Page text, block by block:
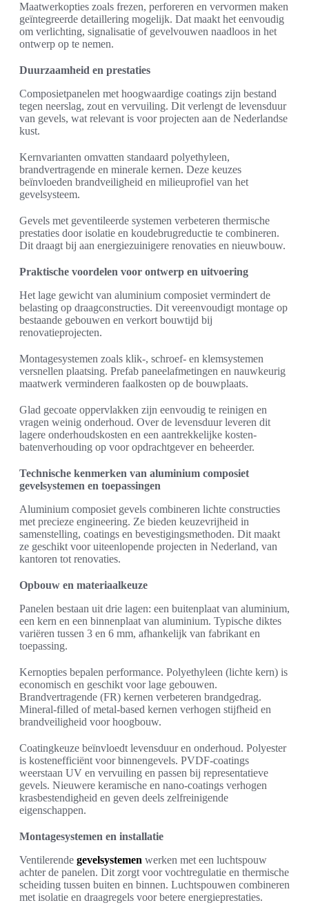
Maatwerkopties zoals frezen, perforeren en vervormen maken
geïntegreerde detaillering mogelijk. Dat maakt het eenvoudig
om verlichting, signalisatie of gevelvouwen naadloos in het
ontwerp op te nemen.
Duurzaamheid en prestaties
Composietpanelen met hoogwaardige coatings zijn bestand
tegen neerslag, zout en vervuiling. Dit verlengt de levensduur
van gevels, wat relevant is voor projecten aan de Nederlandse
kust.
Kernvarianten omvatten standaard polyethyleen,
brandvertragende en minerale kernen. Deze keuzes
beïnvloeden brandveiligheid en milieuprofiel van het
gevelsysteem.
Gevels met geventileerde systemen verbeteren thermische
prestaties door isolatie en koudebrugreductie te combineren.
Dit draagt bij aan energiezuinigere renovaties en nieuwbouw.
Praktische voordelen voor ontwerp en uitvoering
Het lage gewicht van aluminium composiet vermindert de
belasting op draagconstructies. Dit vereenvoudigt montage op
bestaande gebouwen en verkort bouwtijd bij
renovatieprojecten.
Montagesystemen zoals klik-, schroef- en klemsystemen
versnellen plaatsing. Prefab paneelafmetingen en nauwkeurig
maatwerk verminderen faalkosten op de bouwplaats.
Glad gecoate oppervlakken zijn eenvoudig te reinigen en
vragen weinig onderhoud. Over de levensduur leveren dit
lagere onderhoudskosten en een aantrekkelijke kosten-
batenverhouding op voor opdrachtgever en beheerder.
Technische kenmerken van aluminium composiet
gevelsystemen en toepassingen
Aluminium composiet gevels combineren lichte constructies
met precieze engineering. Ze bieden keuzevrijheid in
samenstelling, coatings en bevestigingsmethoden. Dit maakt
ze geschikt voor uiteenlopende projecten in Nederland, van
kantoren tot renovaties.
Opbouw en materiaalkeuze
Panelen bestaan uit drie lagen: een buitenplaat van aluminium,
een kern en een binnenplaat van aluminium. Typische diktes
variëren tussen 3 en 6 mm, afhankelijk van fabrikant en
toepassing.
Kernopties bepalen performance. Polyethyleen (lichte kern) is
economisch en geschikt voor lage gebouwen.
Brandvertragende (FR) kernen verbeteren brandgedrag.
Mineral-filled of metal-based kernen verhogen stijfheid en
brandveiligheid voor hoogbouw.
Coatingkeuze beïnvloedt levensduur en onderhoud. Polyester
is kostenefficiënt voor binnengevels. PVDF-coatings
weerstaan UV en vervuiling en passen bij representatieve
gevels. Nieuwere keramische en nano-coatings verhogen
krasbestendigheid en geven deels zelfreinigende
eigenschappen.
Montagesystemen en installatie
Ventilerende gevelsystemen werken met een luchtspouw
achter de panelen. Dit zorgt voor vochtregulatie en thermische
scheiding tussen buiten en binnen. Luchtspouwen combineren
met isolatie en draagregels voor betere energieprestaties.